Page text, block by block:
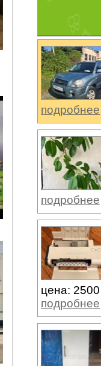
подробнее
подробнее
цена:
подробнее